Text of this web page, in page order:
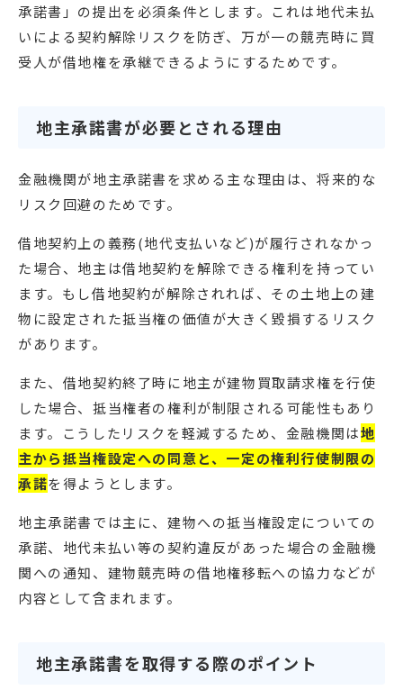
承諾書」の提出を必須条件とします。これは地代未払
いによる契約解除リスクを防ぎ、万が一の競売時に買
受人が借地権を承継できるようにするためです。
地主承諾書が必要とされる理由
金融機関が地主承諾書を求める主な理由は、将来的な
リスク回避のためです。
借地契約上の義務(地代支払いなど)が履行されなかっ
た場合、地主は借地契約を解除できる権利を持ってい
ます。もし借地契約が解除されれば、その土地上の建
物に設定された抵当権の価値が大きく毀損するリスク
があります。
また、借地契約終了時に地主が建物買取請求権を行使
した場合、抵当権者の権利が制限される可能性もあり
ます。こうしたリスクを軽減するため、金融機関は地
主から抵当権設定への同意と、一定の権利行使制限の
承諾を得ようとします。
地主承諾書では主に、建物への抵当権設定についての
承諾、地代未払い等の契約違反があった場合の金融機
関への通知、建物競売時の借地権移転への協力などが
内容として含まれます。
地主承諾書を取得する際のポイント